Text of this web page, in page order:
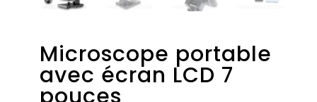
Microscope portable
avec écran LCD 7